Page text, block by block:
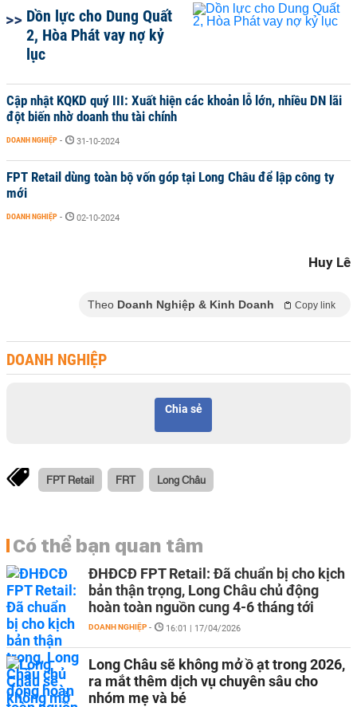
Dồn lực cho Dung Quất
2, Hòa Phát vay nợ kỷ
lục
Cập nhật KQKD quý III: Xuất hiện các khoản lỗ lớn, nhiều DN lãi
đột biến nhờ doanh thu tài chính
DOANH NGHIỆP - 31-10-2024
FPT Retail dùng toàn bộ vốn góp tại Long Châu để lập công ty
mới
DOANH NGHIỆP - 02-10-2024
Huy Lê
Theo Doanh Nghiệp & Kinh Doanh Copy link
DOANH NGHIỆP
Chia sẻ
FPT Retail FRT Long Châu
Có thể bạn quan tâm
ĐHĐCĐ FPT Retail: Đã chuẩn bị cho kịch
bản thận trọng, Long Châu chủ động
hoàn toàn nguồn cung 4-6 tháng tới
DOANH NGHIỆP - 16:01 | 17/04/2026
Long Châu sẽ không mở ồ ạt trong 2026,
ra mắt thêm dịch vụ chuyên sâu cho
nhóm mẹ và bé